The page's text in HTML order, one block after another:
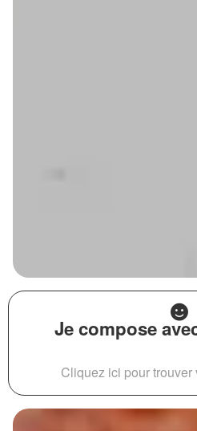
Je compose
Cliquez ici pour trouver